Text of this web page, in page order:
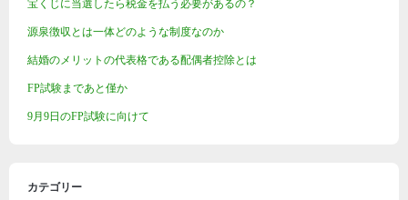
宝くじに当選したら税金を払う必要があるの？
源泉徴収とは一体どのような制度なのか
結婚のメリットの代表格である配偶者控除とは
FP試験まであと僅か
9月9日のFP試験に向けて
カテゴリー